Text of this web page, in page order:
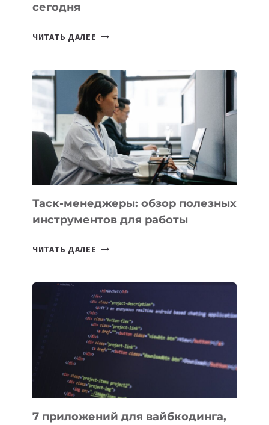
сегодня
ЧИТАТЬ ДАЛЕЕ ИИ-
БИЗНЕСА:
КАКИЕ
3
ЗАДАЧИ
ЕМУ
МОЖНО
ПОРУЧИТЬ
УЖЕ
СЕГОДНЯ
Таск-менеджеры: обзор полезных
инструментов для работы
ЧИТАТЬ ДАЛЕЕ ТАСК-
ПОЛЕЗНЫХ
ИНСТРУМЕНТОВ
ДЛЯ
РАБОТЫ
7 приложений для вайбкодинга,